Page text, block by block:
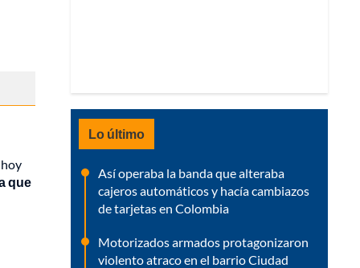
que
Lo último
Así operaba la banda que alteraba
cajeros automáticos y hacía cambiazos
de tarjetas en Colombia
Motorizados armados protagonizaron
violento atraco en el barrio Ciudad